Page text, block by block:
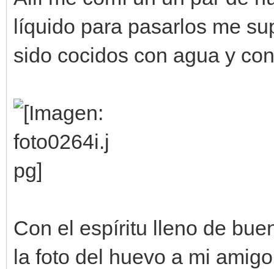
líquido para pasarlos me
sido cocidos con agua y
Con el espíritu lleno de
la foto del huevo a mi